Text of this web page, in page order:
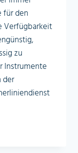
für den
Verfügbarkeit
zu
Instrumente
der